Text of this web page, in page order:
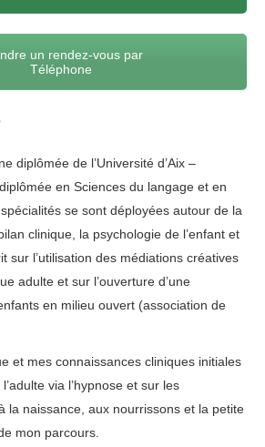
diplômée de l’Université d’Aix –
en Sciences du langage et en
se sont déployées autour de la
clinique, la psychologie de l’enfant et
sur l’utilisation des médiations créatives
adulte et sur l’ouverture d’une
en milieu ouvert (association de
et mes connaissances cliniques initiales
via l’hypnose et sur les
la naissance, aux nourrissons et la petite
mon parcours.
un rendez-vous par
Téléphone